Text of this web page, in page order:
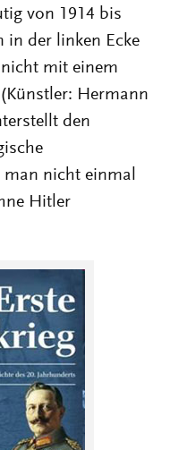
von 1914 bis
in der linken Ecke
mit einem
Hermann
den
man nicht einmal
Hitler